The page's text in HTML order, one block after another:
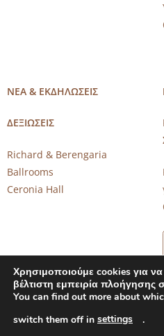
ΝΕΑ & ΕΚΔΗΛΩΣΕΙΣ
ΔΕΞΙΩΣΕΙΣ
Richard & Berengaria
Ballrooms
Ceronia Hall
Copyright 2026 © CAROB MILL
Χρησιμοποιούμε cookies για
βέλτιστη εμπειρία πλοήγησης
You can find out more about
switch them off in settings .